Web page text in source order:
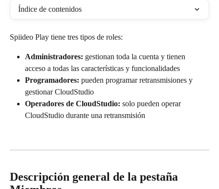
Índice de contenidos
Spiideo Play tiene tres tipos de roles:
Administradores: gestionan toda la cuenta y tienen
acceso a todas las características y funcionalidades
Programadores: pueden programar retransmisiones y
gestionar CloudStudio
Operadores de CloudStudio: solo pueden operar
CloudStudio durante una retransmisión
Descripción general de la pestaña